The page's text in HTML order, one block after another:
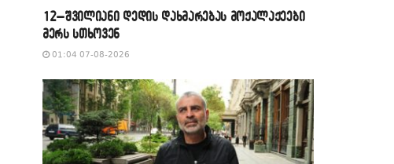
12–შვილიანი დედის დახმარებას მოქალაქეები
მერს სთხოვენ
01:04 07-08-2026